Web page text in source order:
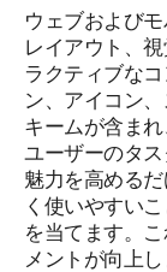
ウェブおよび
レイアウト、
ラクティブな
ン、アイコン
キームが含ま
ユーザーのタ
魅力を高める
く使いやすい
を当てます。
メントが向上し